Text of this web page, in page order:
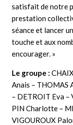
satisfait de notre
prestation
séance et lancer
touche et aux
encourager. »
Le groupe :
Anais – THOMAS
– DETROIT Eva
PIN Charlotte –
VIGOUROUX